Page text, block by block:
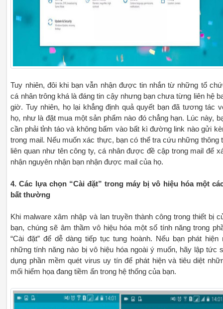
Tuy nhiên, đôi khi bạn vẫn nhận được tin nhắn từ những tổ
cá nhân trông khá là đáng tin cậy nhưng bạn chưa từng liên hệ
giờ. Tuy nhiên, họ lại khẳng định quả quyết bạn đã tương tác
họ, như là đặt mua một sản phẩm nào đó chẳng hạn. Lúc này,
cần phải tỉnh táo và không bấm vào bất kì đường link nào gửi
trong mail. Nếu muốn xác thực, bạn có thể tra cứu những thông
liên quan như tên công ty, cá nhân được đề cập trong mail để
nhận nguyên nhận bạn nhận được mail của họ.
4. Các lựa chọn “Cài đặt” trong máy bị vô hiệu hóa một
bất thường
Khi malware xâm nhập và lan truyền thành công trong thiết bị
bạn, chúng sẽ âm thầm vô hiệu hóa một số tính năng trong
“Cài đặt” để dễ dàng tiếp tục tung hoành. Nếu bạn phát hiện
những tính năng nào bị vô hiệu hóa ngoài ý muốn, hãy lập tức
dụng phần mềm quét virus uy tín để phát hiện và tiêu diệt
mối hiểm họa đang tiềm ẩn trong hệ thống của bạn.